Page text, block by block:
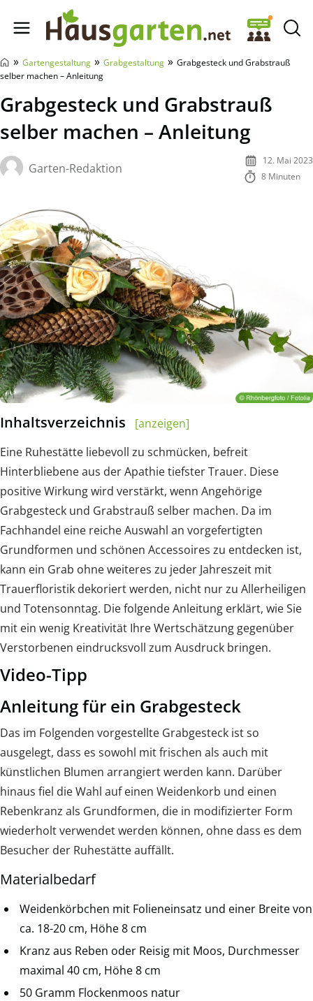
Hausgarten.net
» Gartengestaltung » Grabgestaltung » Grabgesteck und Grabstrauß
selber machen – Anleitung
Grabgesteck und Grabstrauß
selber machen – Anleitung
Garten-Redaktion
12. Mai 2023
8 Minuten
Inhaltsverzeichnis
[anzeigen]
Eine Ruhestätte liebevoll zu schmücken, befreit
Hinterbliebene aus der Apathie tiefster Trauer. Diese
positive Wirkung wird verstärkt, wenn Angehörige
Grabgesteck und Grabstrauß selber machen. Da im
Fachhandel eine reiche Auswahl an vorgefertigten
Grundformen und schönen Accessoires zu entdecken ist,
kann ein Grab ohne weiteres zu jeder Jahreszeit mit
Trauerfloristik dekoriert werden, nicht nur zu Allerheiligen
und Totensonntag. Die folgende Anleitung erklärt, wie Sie
mit ein wenig Kreativität Ihre Wertschätzung gegenüber
Verstorbenen eindrucksvoll zum Ausdruck bringen.
Video-Tipp
Anleitung für ein Grabgesteck
Das im Folgenden vorgestellte Grabgesteck ist so
ausgelegt, dass es sowohl mit frischen als auch mit
künstlichen Blumen arrangiert werden kann. Darüber
hinaus fiel die Wahl auf einen Weidenkorb und einen
Rebenkranz als Grundformen, die in modifizierter Form
wiederholt verwendet werden können, ohne dass es dem
Besucher der Ruhestätte auffällt.
Materialbedarf
Weidenkörbchen mit Folieneinsatz und einer Breite von
ca. 18-20 cm, Höhe 8 cm
Kranz aus Reben oder Reisig mit Moos, Durchmesser
maximal 40 cm, Höhe 8 cm
50 Gramm Flockenmoos natur